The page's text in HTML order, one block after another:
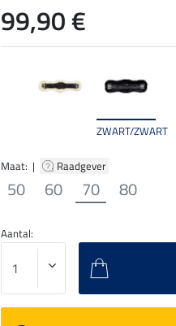
ZWART/ZWART
Maat: | Raadgever
50 60 70 80
99,90 €
Aantal: